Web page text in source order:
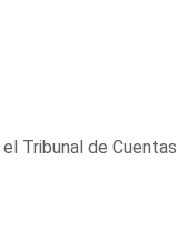
Tribunal de Cuentas